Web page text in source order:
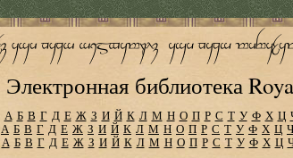
Электронная библиотека
А Б В Г Д Е Ж З И Й К Л М Н О П Р С Т У Ф Х Ц
А Б В Г Д Е Ж З И Й К Л М Н О П Р С Т У Ф Х Ц Ч
А Б В Г Д Е Ж З И Й К Л М Н О П Р С Т У Ф Х Ц